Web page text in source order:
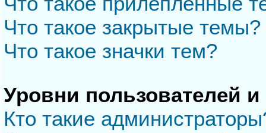
Что такое закрытые темы?
Что такое значки тем?
Уровни пользователей
Кто такие